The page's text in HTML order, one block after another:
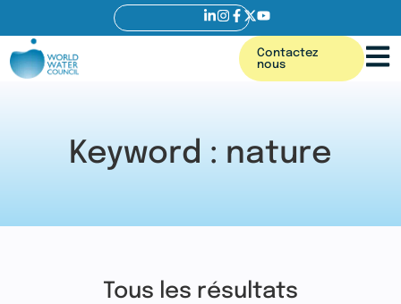
Contactez
nous
Keyword : nature
Tous les résultats